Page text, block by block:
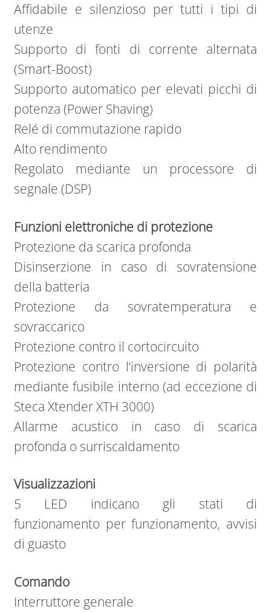
Affidabile e silenzioso per tutti i tipi di
utenze
Supporto di fonti di corrente alternata
(Smart-Boost)
Supporto automatico per elevati picchi di
potenza (Power Shaving)
Relé di commutazione rapido
Alto rendimento
Regolato mediante un processore di
segnale (DSP)
Funzioni elettroniche di protezione
Protezione da scarica profonda
Disinserzione in caso di sovratensione
della batteria
Protezione da sovratemperatura e
sovraccarico
Protezione contro il cortocircuito
Protezione contro l‘inversione di polarità
mediante fusibile interno (ad eccezione di
Steca Xtender XTH 3000)
Allarme acustico in caso di scarica
profonda o surriscaldamento
Visualizzazioni
5 LED indicano gli stati di
funzionamento per funzionamento, avvisi
di guasto
Comando
Interruttore generale